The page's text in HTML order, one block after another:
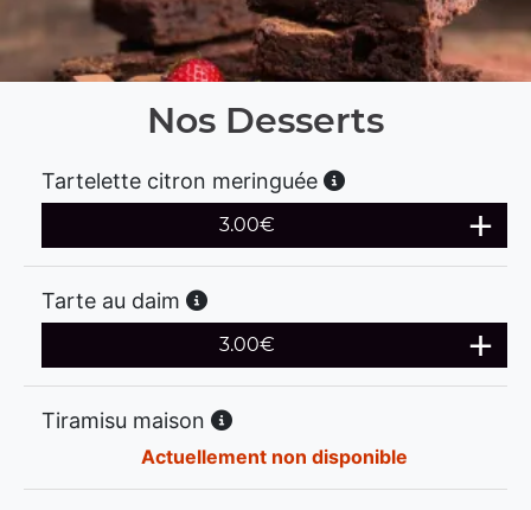
Nos Desserts
Tartelette citron meringuée
3.00€
Tarte au daim
3.00€
Tiramisu maison
Actuellement non disponible